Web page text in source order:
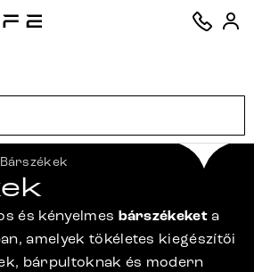
Bárszékek
és kényelmes bárszékeket a
amelyek tökéletes kiegészítői
bárpultoknak és modern